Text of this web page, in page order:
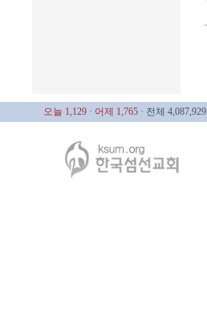
오늘 1,129 · 어제 1,765 · 전체 4,087,929